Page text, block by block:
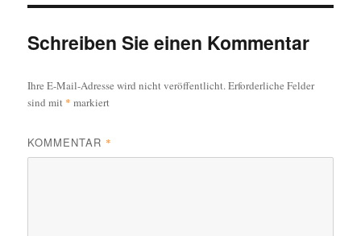
o
k
b
o
k
Schreiben Sie einen Kommentar
Ihre E-Mail-Adresse wird nicht veröffentlicht.Erforderliche Felder
sind mit * markiert
KOMMENTAR *